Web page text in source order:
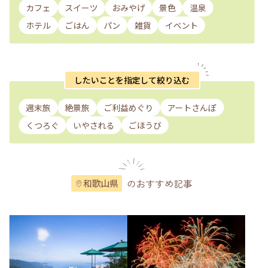
カフェ スイーツ おみやげ 景色
温泉
ホテル
ごはん パン 雑貨 イベント
したいことを指定して絞り込む
週末旅 絶景旅 ご利益めぐり
アートさんぽ
くつろぐ
いやされる ごほうび
和歌山県 のおすすめ記事